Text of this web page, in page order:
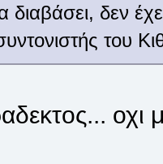
διαβάσει, δεν
του